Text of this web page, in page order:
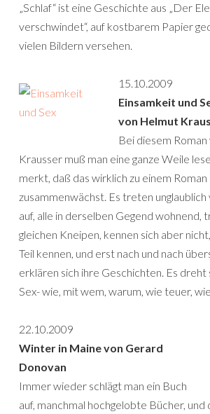
„Schlaf“ ist eine Geschichte aus „Der
verschwindet“, auf kostbarem Papier
vielen Bildern versehen.
15.10.2009
Einsamkeit und
von Helmut
Bei diesem
Krausser muß man eine ganze Weile
merkt, daß das wirklich zu einem Roman
zusammenwächst. Es treten
auf, alle in derselben Gegend wohnend,
gleichen Kneipen, kennen sich aber
Teil kennen, und erst nach und nach
erklären sich ihre Geschichten. Es dreht
Sex- wie, mit wem, warum, wie teuer,
22.10.2009
Winter in Maine von Gerard
Donovan
Immer wieder schlägt man ein Buch
auf, manchmal hochgelobte Bücher, und